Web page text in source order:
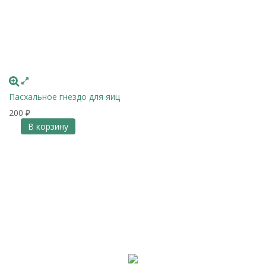
Пасхальное гнездо для яиц
200 ₽
В корзину